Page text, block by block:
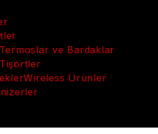
Termoslar ve Bardaklar
Tişörtler
Wireless Ürünler